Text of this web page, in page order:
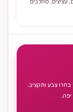
עציצים, סחלבים
צבע ותקציב.